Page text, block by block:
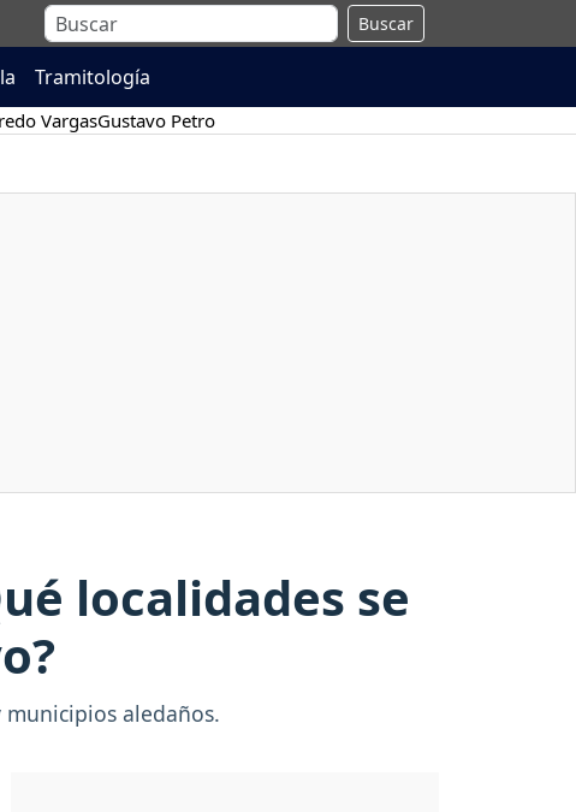
Buscar
Tramitología
VargasGustavo Petro
localidades se
aledaños.